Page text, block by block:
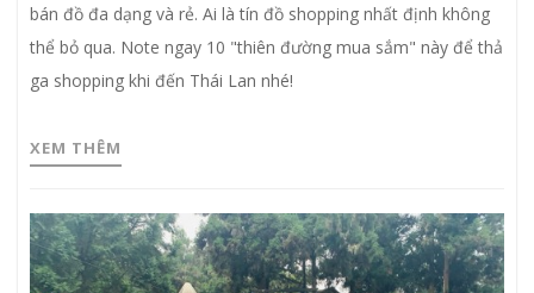
bán đồ đa dạng và rẻ. Ai là tín đồ shopping nhất định không
thể bỏ qua. Note ngay 10 "thiên đường mua sắm" này để thả
ga shopping khi đến Thái Lan nhé!
XEM THÊM